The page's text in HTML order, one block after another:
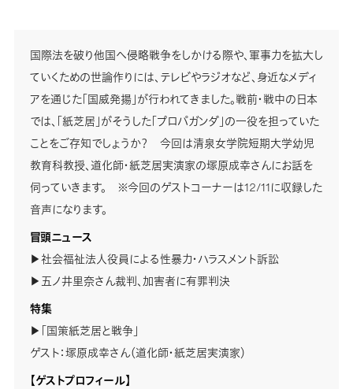
国際法を破り他国へ侵略戦争をしかける際や、軍事力を拡大し
ていくための世論作りには、テレビやラジオなど、身近なメディ
アを通じた「国威発揚」が行われてきました。戦前・戦中の日本
では、「紙芝居」がそうした「プロパガンダ」の一役を担っていた
ことをご存知でしょうか？ 今回は清泉女学院短期大学幼児
教育科教授、道化師・紙芝居実演家の塚原成幸さんにお話を
伺っていきます。 ※今回のゲストコーナーは12/11に収録した
音声になります。
冒頭ニュース
▶社会福祉法人役員による性暴力・ハラスメント訴訟
▶五ノ井里奈さん裁判、加害者に有罪判決
特集
▶「国策紙芝居と戦争」
ゲスト：塚原成幸さん（道化師・紙芝居実演家）
【ゲストプロフィール】